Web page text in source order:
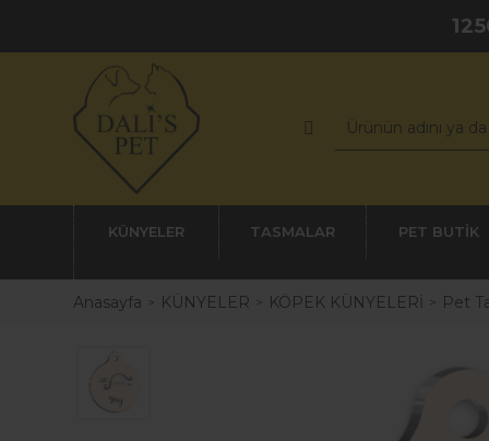
KÜNYELER TASMALAR PET BUTİK
Anasayfa KÜNYELER KÖPEK KÜNYELERİ Pet